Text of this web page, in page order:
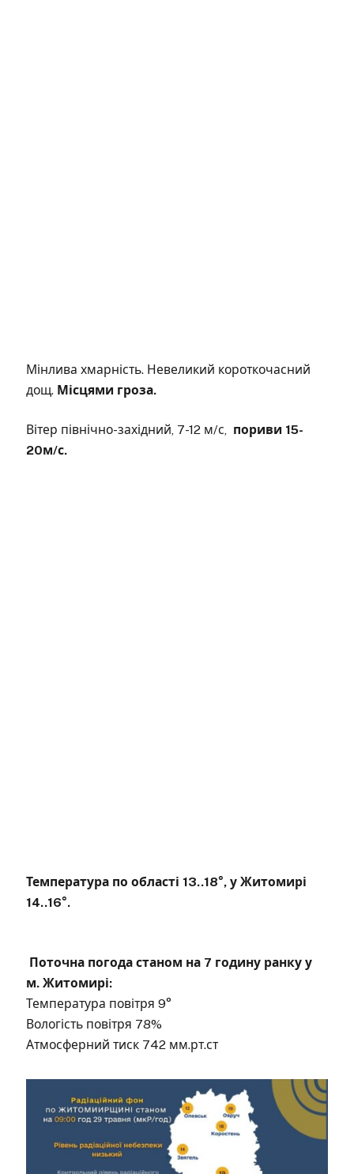
Мінлива хмарність. Невеликий короткочасний
дощ. Місцями гроза.
Вітер північно-західний, 7-12 м/с, пориви 15-
20м/с.
Температура по області 13..18°, у Житомирі
14..16°.
Поточна погода станом на 7 годину ранку у
м. Житомирі:
Температура повітря 9°
Вологість повітря 78%
Атмосферний тиск 742 мм.рт.ст